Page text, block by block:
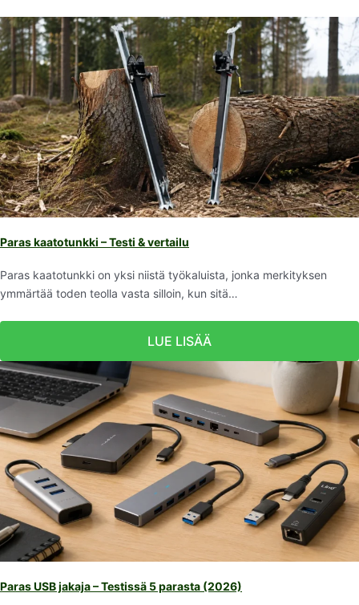
Paras kaatotunkki – Testi & vertailu
Paras kaatotunkki on yksi niistä työkaluista, jonka merkityksen
ymmärtää toden teolla vasta silloin, kun sitä…
LUE LISÄÄ
Paras USB jakaja – Testissä 5 parasta (2026)